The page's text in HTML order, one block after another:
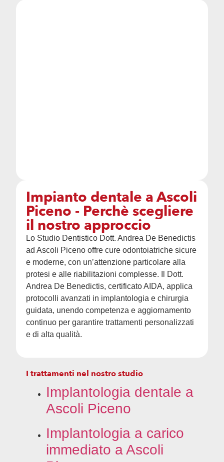
Impianto dentale a Ascoli
Piceno - Perchè scegliere
il nostro approccio
Lo Studio Dentistico Dott. Andrea De Benedictis
ad Ascoli Piceno offre cure odontoiatriche sicure
e moderne, con un’attenzione particolare alla
protesi e alle riabilitazioni complesse. Il Dott.
Andrea De Benedictis, certificato AIDA, applica
protocolli avanzati in implantologia e chirurgia
guidata, unendo competenza e aggiornamento
continuo per garantire trattamenti personalizzati
e di alta qualità.
I trattamenti nel nostro studio
Implantologia dentale a
Ascoli Piceno
Implantologia a carico
immediato a Ascoli